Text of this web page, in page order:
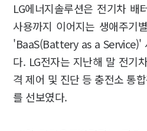
LG에너지솔루션은 전기차 배
사용까지 이어지는 생애주기
'BaaS(Battery as a Service)'
다. LG전자는 지난해 말 전기
격 제어 및 진단 등 충전소 통
를 선보였다.